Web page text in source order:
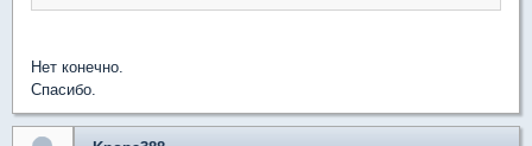
Нет конечно.
Спасибо.